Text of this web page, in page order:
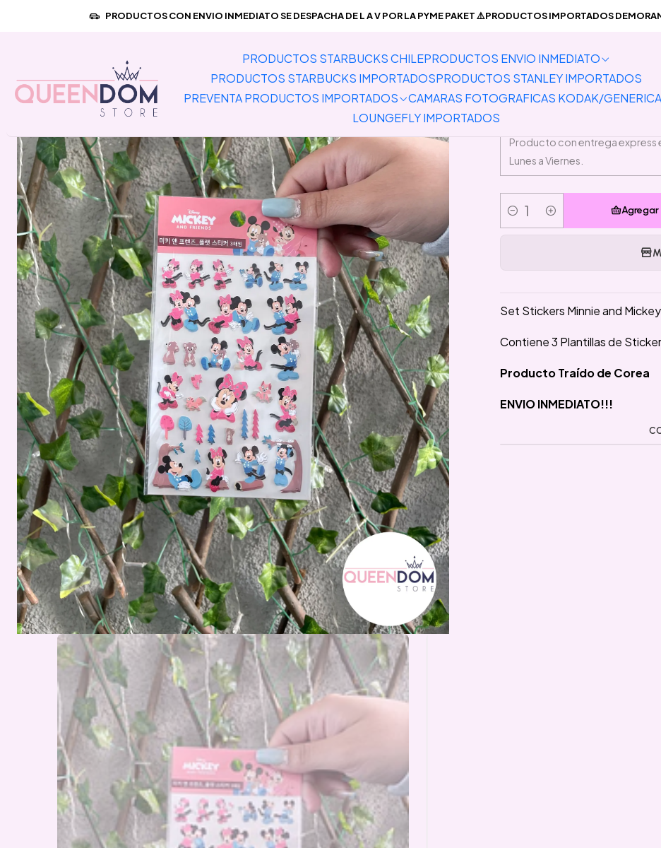
PRODUCTOS STARBUCKS CHILEPRODUCTOS ENVIO INMEDIATO
PRODUCTOS STARBUCKS IMPORTADOSPRODUCTOS STANLEY IMPORTADOS
PREVENTA PRODUCTOS IMPORTADOS
CAMARAS FOTOGRAFICAS KODAK/
LOUNGEFLY IMPORTADOS
PRODUCTOS CON ENVIO INMEDIATO SE DESPACHA DE L A V POR LA PYME PAKET ⚠️PRODUCTOS IMPORTADOS
Inicio PRODUCTOS ENVIO INMEDIATO Papelería Set Stickers Minnie and Mickey
Set Stickers
Cantidad
Agregar
Set Stickers Minnie and
Contiene 3 Plantillas de
Producto Traído de Corea
ENVIO INMEDIATO!!!